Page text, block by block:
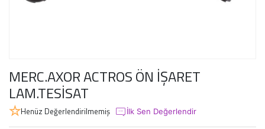
MERC.AXOR ACTROS ÖN İŞARET
LAM.TESİSAT
Henüz Değerlendirilmemiş İlk Sen Değerlendir